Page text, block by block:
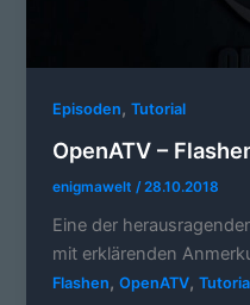
Episoden,Tutorial
OpenATV –
enigmawelt /28.10.2018
Eine der
mit erklärenden
Flashen,OpenATV,